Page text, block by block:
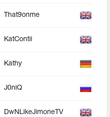
That9onme
KatContii
Kathy
J0niQ
DwNLikeJimoneTV